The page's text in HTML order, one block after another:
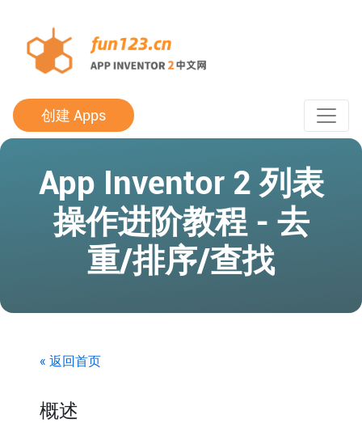
创建 Apps
App Inventor 2 列表
操作进阶教程 - 去
重/排序/查找
« 返回首页
概述